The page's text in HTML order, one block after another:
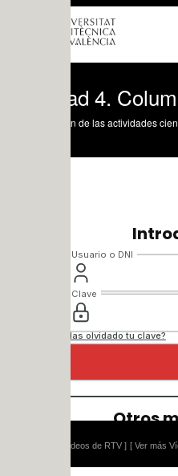
4. Columnas
de las actividades científicas,
[ Ver más Vídeos didácticos ]